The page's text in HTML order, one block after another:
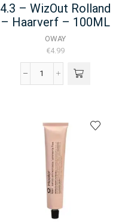
4.3 – WizOut Rolland
– Haarverf – 100ML
OWAY
€4.99
4.3
-
Haarverf
100ML
aantal